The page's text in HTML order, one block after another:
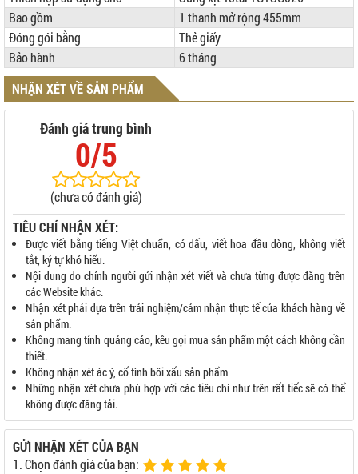
Bao gồm
1 thanh mở rộng 455mm
Đóng gói bằng
Thẻ giấy
Bảo hành
6 tháng
NHẬN XÉT VỀ SẢN PHẨM
Đánh giá trung bình
0/5
(chưa có đánh giá)
TIÊU CHÍ NHẬN XÉT:
Được viết bằng tiếng Việt chuẩn, có dấu, viết hoa đầu dòng, không viết
tắt, ký tự khó hiểu.
Nội dung do chính người gửi nhận xét viết và chưa từng được đăng trên
các Website khác.
Nhận xét phải dựa trên trải nghiệm/cảm nhận thực tế của khách hàng về
sản phẩm.
Không mang tính quảng cáo, kêu gọi mua sản phẩm một cách không cần
thiết.
Không nhận xét ác ý, cố tình bôi xấu sản phẩm
Những nhận xét chưa phù hợp với các tiêu chí như trên rất tiếc sẽ có thể
không được đăng tải.
GỬI NHẬN XÉT CỦA BẠN
1. Chọn đánh giá của bạn: